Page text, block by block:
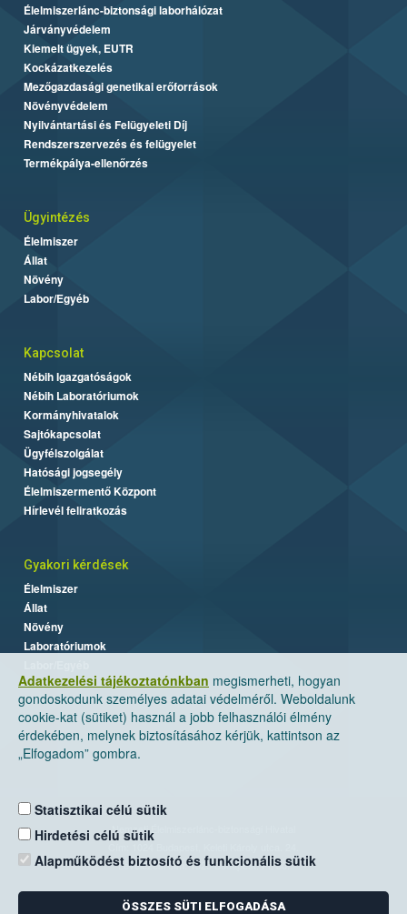
Adatkezelési tájékoztatónkban megismerheti, hogyan
gondoskodunk személyes adatai védelméről. Weboldalunk
cookie-kat (sütiket) használ a jobb felhasználói élmény
érdekében, melynek biztosításához kérjük, kattintson az
„Elfogadom” gombra.
Statisztikai célú sütik
Hirdetési célú sütik
Alapműködést biztosító és funkcionális sütik
ÖSSZES SÜTI ELFOGADÁSA
Élelmiszerlánc-biztonsági laborhálózat
Járványvédelem
Kiemelt ügyek, EUTR
Kockázatkezelés
Mezőgazdasági genetikai erőforrások
Növényvédelem
Nyilvántartási és Felügyeleti Díj
Rendszerszervezés és felügyelet
Termékpálya-ellenőrzés
Ügyintézés
Élelmiszer
Állat
Növény
Labor/Egyéb
Kapcsolat
Nébih Igazgatóságok
Nébih Laboratóriumok
Kormányhivatalok
Sajtókapcsolat
Ügyfélszolgálat
Hatósági jogsegély
Élelmiszermentő Központ
Hírlevél feliratkozás
Gyakori kérdések
Élelmiszer
Állat
Növény
Laboratóriumok
Nemzeti Élelmiszerlánc-biztonsági Hivatal
Levelezési cím: 1525 Budapest. Pf. 30.